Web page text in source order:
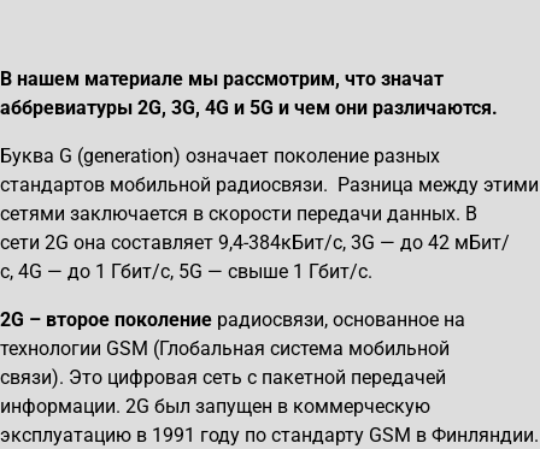
В нашем материале мы рассмотрим, что значат
аббревиатуры 2G, 3G, 4G и 5G и чем они различаются.
Буква G (generation) означает поколение разных
стандартов мобильной радиосвязи. Разница между этими
сетями заключается в скорости передачи данных. В
сети 2G она составляет 9,4-384кБит/с, 3G — до 42 мБит/
с, 4G — до 1 Гбит/с, 5G — свыше 1 Гбит/с.
2G – второе поколение радиосвязи, основанное на
технологии GSM (Глобальная система мобильной
связи). Это цифровая сеть с пакетной передачей
информации. 2G был запущен в коммерческую
эксплуатацию в 1991 году по стандарту GSM в Финляндии.